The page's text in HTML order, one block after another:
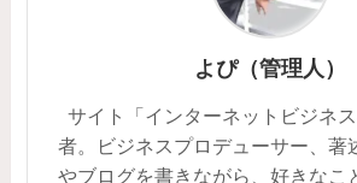
よぴ（管理人）
サイト「インターネットビジネ
者。ビジネスプロデューサー、著
やブログを書きながら、好きなこ